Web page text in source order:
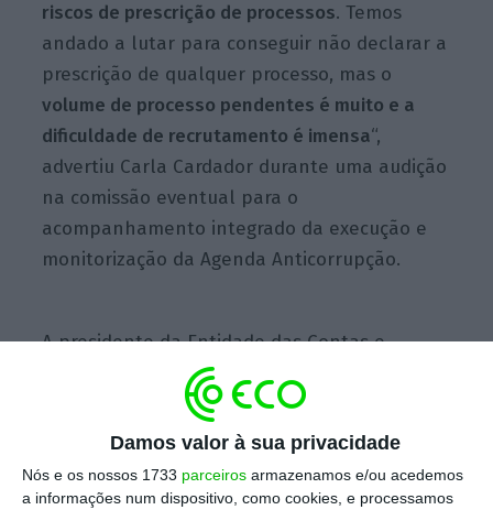
Damos valor à sua privacidade
Nós e os nossos 1733 parceiros armazenamos e/ou acedemos
a informações num dispositivo, como cookies, e processamos
riscos de prescrição de processos. Temos
andado a lutar para conseguir não declarar a
prescrição de qualquer processo, mas o
volume de processo pendentes é muito e a
dificuldade de recrutamento é imensa“,
advertiu Carla Cardador durante uma audição
na comissão eventual para o
acompanhamento integrado da execução e
monitorização da Agenda Anticorrupção.
A presidente da Entidade das Contas e
Financiamentos Políticos (ECFP) frisou que
entidade está a trabalhar para “tentar evitar
ao máximo” prescrições,mas defendeu que
precisa de ser dotada de meios técnicos,
apresentando um conjunto de dados que